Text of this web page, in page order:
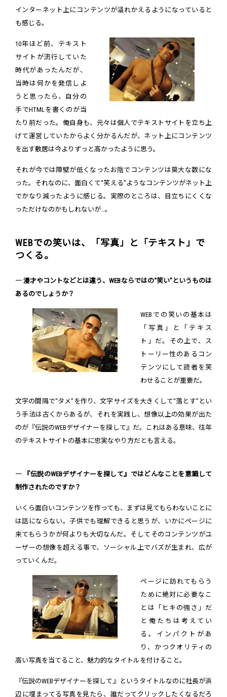
インターネット上にコンテンツが溢れかえるようになっていると
も感じる。
10年ほど前、テキスト
サイトが流行していた
時代があったんだが、
当時は何かを発信しよ
うと思ったら、自分の
手でHTMLを書くのが当
たり前だった。俺自身も、元々は個人でテキストサイトを立ち上
げて運営していたからよく分かるんだが、ネット上にコンテンツ
を出す敷居は今よりずっと高かったように思う。
それが今では障壁が低くなったお陰でコンテンツは莫大な数にな
った。それなのに、面白くて“笑える”ようなコンテンツがネット上
でかなり減ったように感じる。実際のところは、目立ちにくくな
っただけなのかもしれないが…。
WEBでの笑いは、「写真」と「テキスト」で
つくる。
― 漫才やコントなどとは違う、WEBならではの“笑い”というものは
あるのでしょうか？
WEBでの笑いの基本は
「写真」と「テキス
ト」だ。その上で、ス
トーリー性のあるコン
テンツにして読者を笑
わせることが重要だ。
文字の間隔で“タメ”を作り、文字サイズを大きくして“落とす”とい
う手法は古くからあるが、それを実践し、想像以上の効果が出た
のが『伝説のWEBデザイナーを探して』だ。これはある意味、往年
のテキストサイトの基本に忠実なやり方だとも言える。
― 『伝説のWEBデザイナーを探して』ではどんなことを意識して
制作されたのですか？
いくら面白いコンテンツを作っても、まずは見てもらわないことに
は話にならない。子供でも理解できると思うが、いかにページに
来てもらうかが何よりも大切なんだ。そしてそのコンテンツがユ
ーザーの想像を超える事で、ソーシャル上でバズが生まれ、広が
っていくんだ。
ページに訪れてもらう
ために絶対に必要なこ
とは「ヒキの強さ」だ
と俺たちは考えてい
る。インパクトがあ
り、かつクオリティの
高い写真を当てること、魅力的なタイトルを付けること。
『伝説のWEBデザイナーを探して』というタイトルなのに社長が浜
辺に埋まってる写真を見たら、誰だってクリックしたくなるだろ